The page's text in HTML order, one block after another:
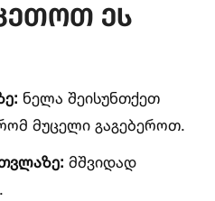
ეს
: ნელა შეისუნთქეთ
მუცელი გაგებეროთ.
: მშვიდად